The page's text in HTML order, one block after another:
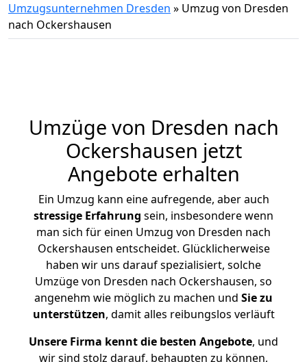
Umzugsunternehmen Dresden » Umzug von Dresden
nach Ockershausen
Umzüge von Dresden nach
Ockershausen jetzt
Angebote erhalten
Ein Umzug kann eine aufregende, aber auch
stressige Erfahrung sein, insbesondere wenn
man sich für einen Umzug von Dresden nach
Ockershausen entscheidet. Glücklicherweise
haben wir uns darauf spezialisiert, solche
Umzüge von Dresden nach Ockershausen, so
angenehm wie möglich zu machen und Sie zu
unterstützen, damit alles reibungslos verläuft
Unsere Firma kennt die besten Angebote, und
wir sind stolz darauf, behaupten zu können,